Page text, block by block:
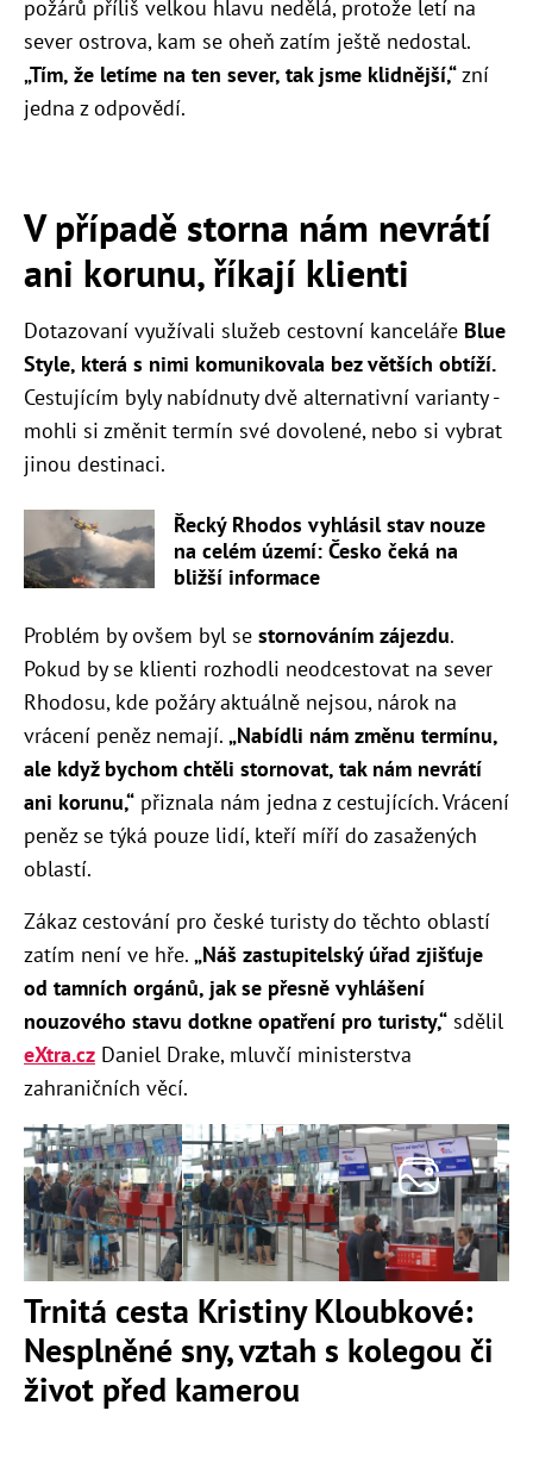
požárů příliš velkou hlavu nedělá, protože letí na
sever ostrova, kam se oheň zatím ještě nedostal.
„Tím, že letíme na ten sever, tak jsme klidnější,“zní
jedna z odpovědí.
V případě storna nám nevrátí
ani korunu, říkají klienti
Dotazovaní využívali služeb cestovní kanceláře Blue
Style, která s nimi komunikovala bez větších obtíží.
Cestujícím byly nabídnuty dvě alternativní varianty -
mohli si změnit termín své dovolené, nebo si vybrat
jinou destinaci.
Řecký Rhodos vyhlásil stav nouze
na celém území: Česko čeká na
bližší informace
Problém by ovšem byl se stornováním zájezdu.
Pokud by se klienti rozhodli neodcestovat na sever
Rhodosu, kde požáry aktuálně nejsou, nárok na
vrácení peněz nemají. „Nabídli nám změnu termínu,
ale když bychom chtěli stornovat, tak nám nevrátí
ani korunu,“ přiznala nám jedna z cestujících. Vrácení
peněz se týká pouze lidí, kteří míří do zasažených
oblastí.
Zákaz cestování pro české turisty do těchto oblastí
zatím není ve hře. „Náš zastupitelský úřad zjišťuje
od tamních orgánů, jak se přesně vyhlášení
nouzového stavu dotkne opatření pro turisty,“ sdělil
eXtra.cz Daniel Drake, mluvčí ministerstva
zahraničních věcí.
Trnitá cesta Kristiny Kloubkové:
Nesplněné sny, vztah s kolegou či
život před kamerou